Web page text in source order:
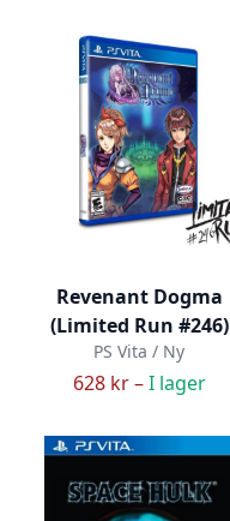
Revenant Dogma
(Limited Run #246)
PS Vita / Ny
628 kr –I lager